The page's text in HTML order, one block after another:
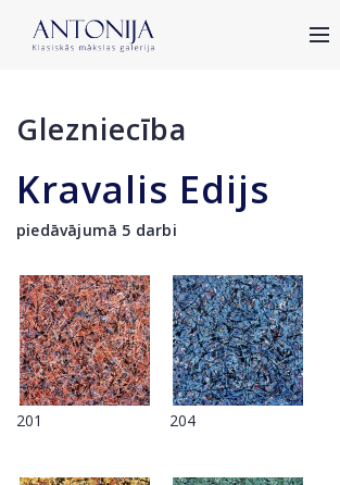
Glezniecība
Kravalis Edijs
piedāvājumā 5 darbi
201 204